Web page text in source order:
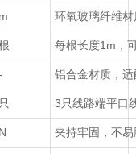
m 环氧玻璃纤维
每根长度1m，
铝合金材质，
只 3只线路端平口
N 夹持牢固，不易